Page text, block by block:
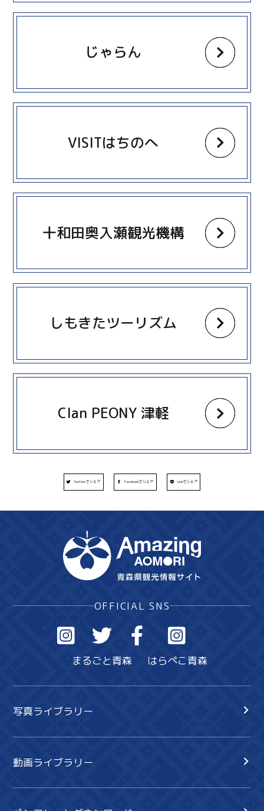
じゃらん
more
VISITはちのへ
more
十和田奥入瀬観光機構
more
しもきたツーリズム
more
Clan PEONY 津軽
more
Twitterでシェア Facebookでシェア Lineでシェア
OFFICIAL SNS
まるごと青森 はらぺこ青森
写真ライブラリー
動画ライブラリー